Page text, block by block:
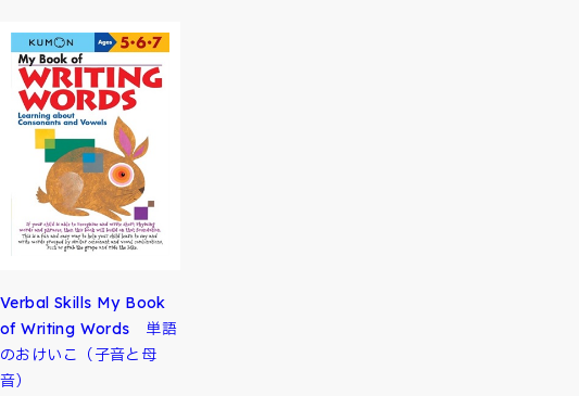
Verbal Skills My Book
of Writing Words 単語
のおけいこ（子音と母
音）